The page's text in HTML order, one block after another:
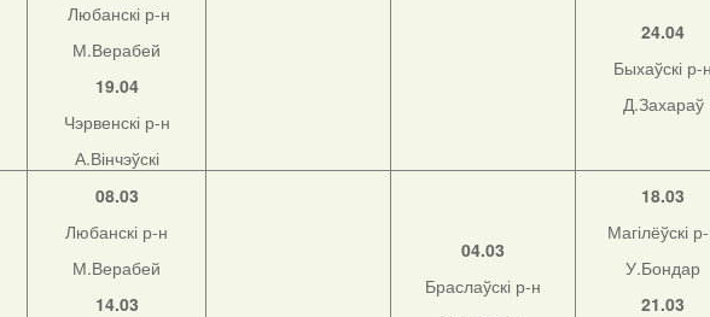
Любанскі р-н
М.Верабей
19.04
Чэрвенскі р-н
А.Вінчэўскі
24.04
Быхаўскі р-
Д.Захараў
08.03
Любанскі р-н
М.Верабей
14.03
04.03
Браслаўскі р-н
18.03
Магілёўскі
У.Бондар
21.03